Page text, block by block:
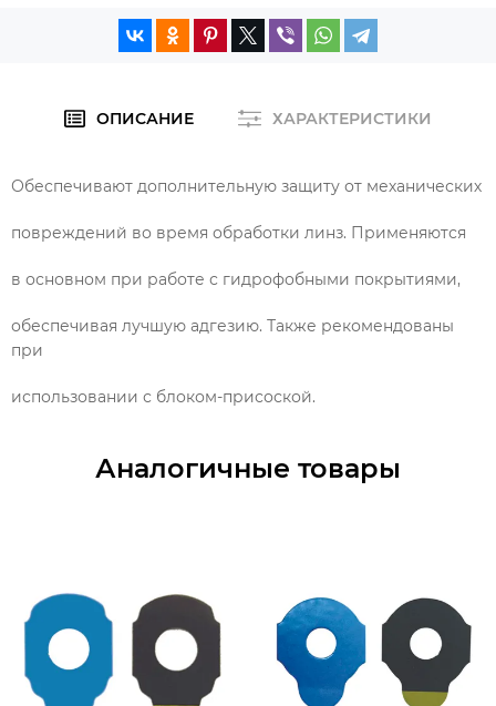
ОПИСАНИЕ ХАРАКТЕРИСТИКИ
Обеспечивают дополнительную защиту от механических
повреждений во время обработки линз. Применяются
в основном при работе с гидрофобными покрытиями,
обеспечивая лучшую адгезию. Также рекомендованы
при
использовании с блоком-присоской.
Аналогичные товары